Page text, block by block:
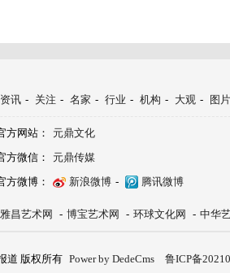
资讯 - 关注 - 名家 - 行业 - 机构 - 大观 - 图片
方网站：
元鼎文化
方微信：
元鼎传媒
方微博：
新浪微博 - 腾讯微博
雅昌艺术网 - 博宝艺术网 - 环球文化网 - 中华
道 版权所有 Power by DedeCms
鲁ICP备